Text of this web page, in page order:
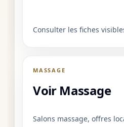
Consulter les fiches
MASSAGE
Voir Massage
Salons massage, offres